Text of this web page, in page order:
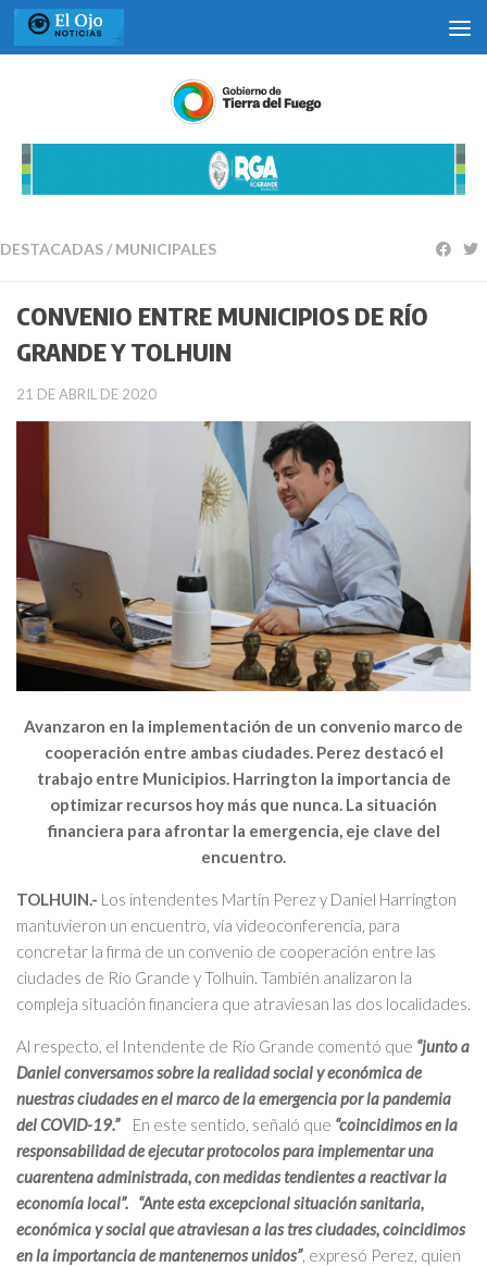
Saltar al contenido
DESTACADAS/ MUNICIPALES
CONVENIO ENTRE MUNICIPIOS DE RÍO
GRANDE Y TOLHUIN
21 DE ABRIL DE 2020
Avanzaron en la implementación de un convenio marco de
cooperación entre ambas ciudades. Perez destacó el
trabajo entre Municipios. Harrington la importancia de
optimizar recursos hoy más que nunca. La situación
financiera para afrontar la emergencia, eje clave del
encuentro.
TOLHUIN.- Los intendentes Martín Perez y Daniel Harrington
mantuvieron un encuentro, vía videoconferencia, para
concretar la firma de un convenio de cooperación entre las
ciudades de Río Grande y Tolhuin. También analizaron la
compleja situación financiera que atraviesan las dos localidades.
Al respecto, el Intendente de Río Grande comentó que “junto a
Daniel conversamos sobre la realidad social y económica de
nuestras ciudades en el marco de la emergencia por la pandemia
del COVID-19.” En este sentido, señaló que “coincidimos en la
responsabilidad de ejecutar protocolos para implementar una
cuarentena administrada, con medidas tendientes a reactivar la
economía local”. “Ante esta excepcional situación sanitaria,
económica y social que atraviesan a las tres ciudades, coincidimos
en la importancia de mantenernos unidos”, expresó Perez, quien